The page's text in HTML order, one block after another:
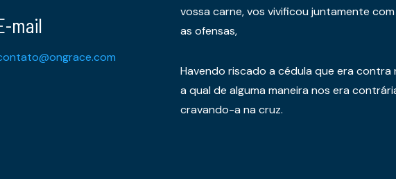
mail
vossa carne, vos vivificou juntamente
as ofensas,
Havendo riscado a cédula que era contra
a qual de alguma maneira nos era
cravando-a na cruz.